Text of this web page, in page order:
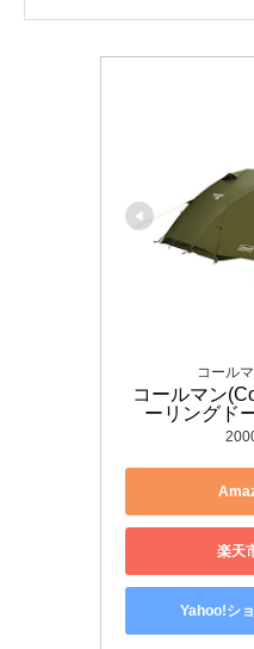
コール
コールマン
ーリングド
楽天
Yahoo!シ